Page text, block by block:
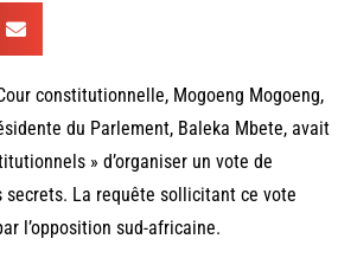
constitutionnelle, Mogoeng Mogoeng,
du Parlement, Baleka Mbete, avait
» d’organiser un vote de
La requête sollicitant ce vote
l’opposition sud-africaine.